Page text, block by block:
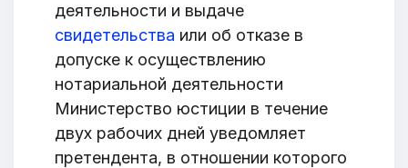
деятельности и выдаче
свидетельства или об отказе в
допуске к осуществлению
нотариальной деятельности
Министерство юстиции в течение
двух рабочих дней уведомляет
претендента, в отношении которого